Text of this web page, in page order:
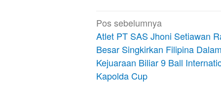
Navigasi
pos
Pos sebelumnya
Atlet PT SAS Jhoni Setiawan
Besar Singkirkan Filipina Dalam
Kejuaraan Biliar 9 Ball
Kapolda Cup